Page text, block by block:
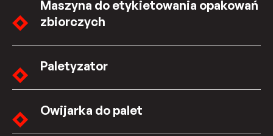
Maszyna do etykietowania opakowań
zbiorczych
Paletyzator
Owijarka do palet